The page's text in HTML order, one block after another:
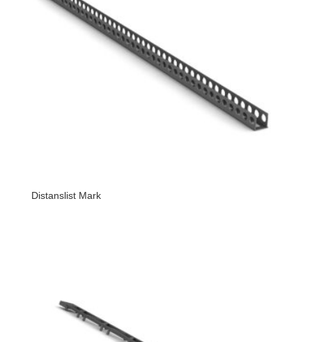
Distanslist Mark